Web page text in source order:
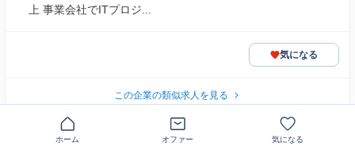
上 事業会社でITプロジ...
気になる
この企業の類似求人を見る
ITコンサルタント
ホーム オファー 気になる